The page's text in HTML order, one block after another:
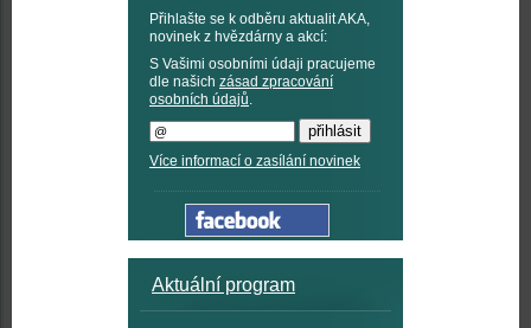
Přihlašte se k odběru aktualit AKA,
novinek z hvězdárny a akcí:
S Vašimi osobními údaji pracujeme
dle našich zásad zpracování
osobních údajů.
Více informací o zasílání novinek
Aktuální program